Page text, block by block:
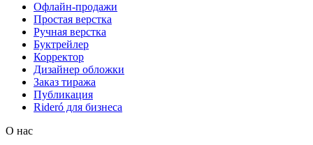
Офлайн-продажи
Простая верстка
Ручная верстка
Буктрейлер
Корректор
Дизайнер обложки
Заказ тиража
Публикация
Rideró для бизнеса
О нас